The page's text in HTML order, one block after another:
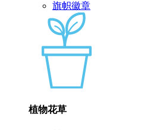
旗帜徽章
植物花草